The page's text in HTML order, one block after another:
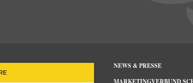
NEWS & PRESSE
MARKETINGVERBUND